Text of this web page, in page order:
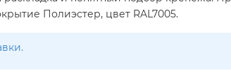
Полиэстер, цвет RAL7005.